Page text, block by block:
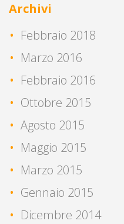
Archivi
Febbraio 2018
Marzo 2016
Febbraio 2016
Ottobre 2015
Agosto 2015
Maggio 2015
Marzo 2015
Gennaio 2015
Dicembre 2014